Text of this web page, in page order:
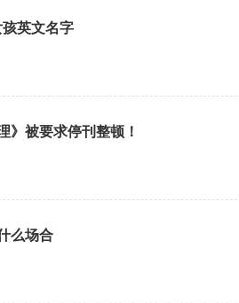
英文名字
》被要求停刊整顿！
么场合